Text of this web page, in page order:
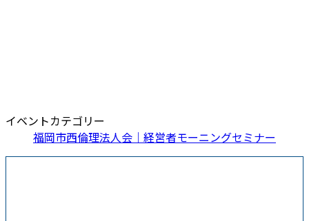
イベントカテゴリー
福岡市西倫理法人会｜経営者モーニングセミナー